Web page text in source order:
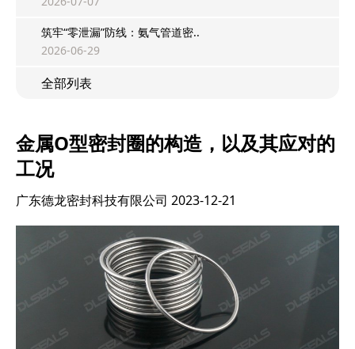
筑牢“零泄漏”防线：氨气管道密..
2026-06-29
全部列表
金属O型密封圈的构造，以及其应对的
工况
广东德龙密封科技有限公司 2023-12-21